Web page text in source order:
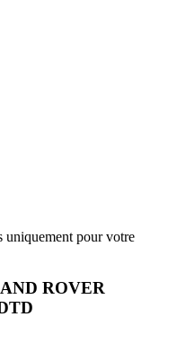
uniquement pour votre
ROVER